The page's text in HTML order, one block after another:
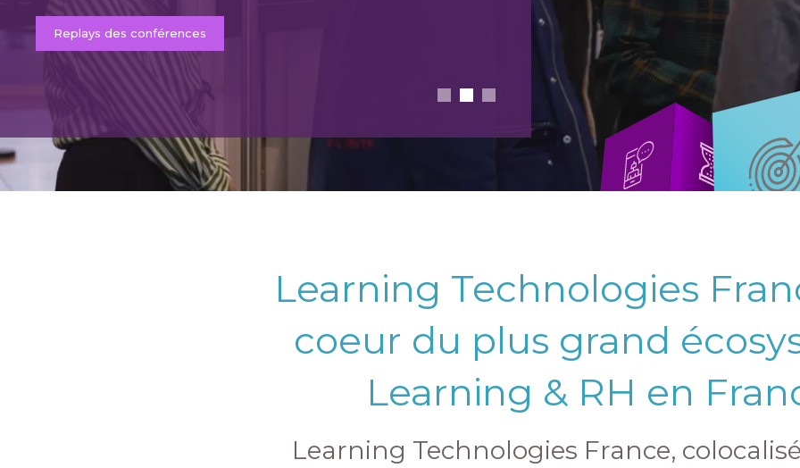
Replays des conférences
Recevoir la brochure et le plan du
Learning Technologies
coeur du plus grand
Learning & RH en
Learning Technologies France,